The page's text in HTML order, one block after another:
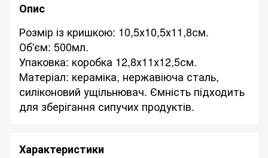
Опис
Розмір із кришкою: 10,5х10,5х11,8см.
Об'єм: 500мл.
Упаковка: коробка 12,8х11х12,5см.
Матеріал: кераміка, нержавіюча сталь,
силіконовий ущільнювач. Ємність підходить
для зберігання сипучих продуктів.
Характеристики